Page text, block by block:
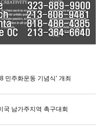
민주화운동 기념식’ 개최
국 남가주지역 촉구대회